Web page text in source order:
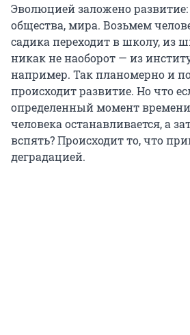
Эволюцией заложено развитие:
общества, мира. Возьмем
садика переходит в школу, из
никак не наоборот — из
например. Так планомерно и
происходит развитие. Но что
определенный момент
человека останавливается, а
вспять? Происходит то, что
деградацией.